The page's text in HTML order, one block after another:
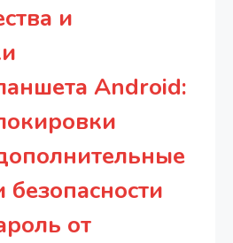
и
Android:
безопасности
от